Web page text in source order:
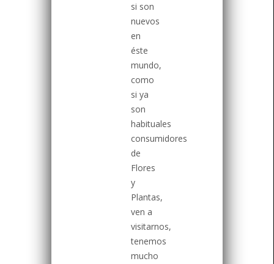
si son
nuevos
en
éste
mundo,
como
si ya
son
habituales
consumidores
de
Flores
y
Plantas,
ven a
visitarnos,
tenemos
mucho